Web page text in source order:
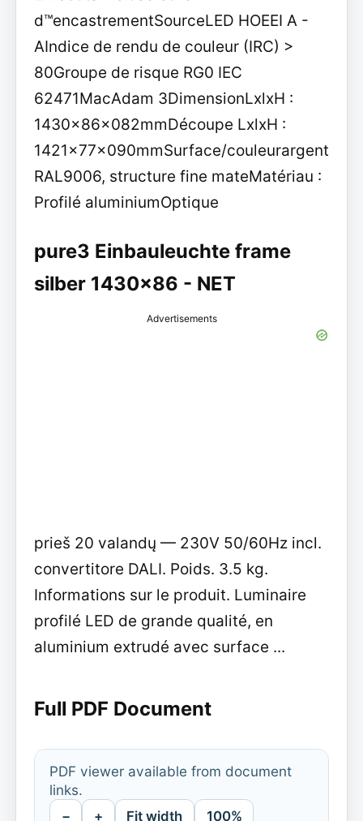
d™encastrementSourceLED HOEEI A -
AIndice de rendu de couleur (IRC) >
80Groupe de risque RG0 IEC
62471MacAdam 3DimensionLxlxH :
1430x86x082mmDécoupe LxlxH :
1421x77x090mmSurface/couleurargent
RAL9006, structure fine mateMatériau :
Profilé aluminiumOptique
pure3 Einbauleuchte frame
silber 1430x86 - NET
Advertisements
prieš 20 valandų — 230V 50/60Hz incl.
convertitore DALI. Poids. 3.5 kg.
Informations sur le produit. Luminaire
profilé LED de grande qualité, en
aluminium extrudé avec surface ...
Full PDF Document
PDF viewer available from document
links.
− + Fit width 100%